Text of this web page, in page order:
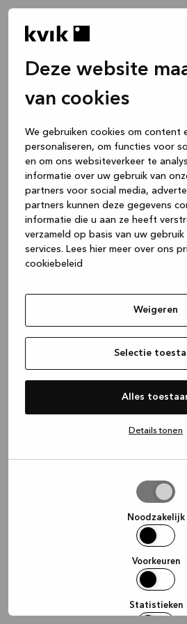
Deze website
van cookies
We gebruiken cookies om content
personaliseren, om functies voor
en om ons websiteverkeer te
informatie over uw gebruik van
partners voor social media,
partners kunnen deze gegevens
informatie die u aan ze heeft
verzameld op basis van uw gebruik
services. Lees hier meer over ons
cookiebeleid
Weigeren
Selectie
Alles
Details tonen
Noodzakelijk
Voorkeuren
Statistieken
(see the
information).